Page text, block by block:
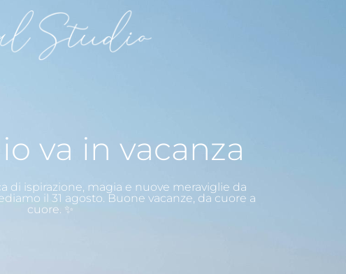
va in vacanza
di ispirazione, magia e nuove meraviglie da
il 31 agosto. Buone vacanze, da cuore a
cuore. ✨